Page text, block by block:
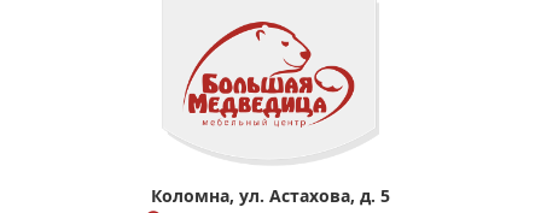
Коломна, ул. Астахова, д. 5